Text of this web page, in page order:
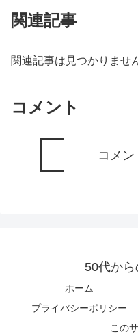
関連記事
関連記事は見つかりませ
コメント
コメ
50代か
ホーム
プライバシーポリシー
この